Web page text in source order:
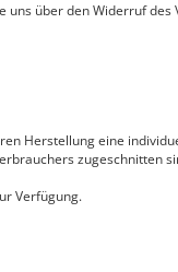
uns über den Widerruf
Herstellung eine
zugeschnitten
Verfügung.